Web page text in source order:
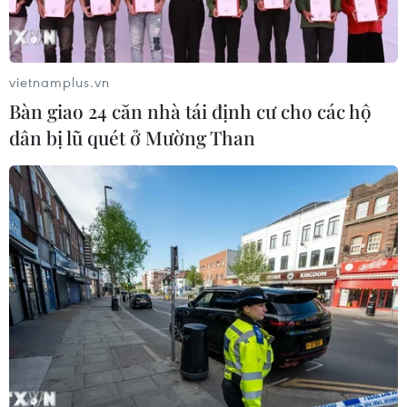
Jordan phản đối việc
hàng nghìn người Do
Thái lên Núi Đền cầu
nguyện
Jordan ngày 23/7 đã lên
án việc Bộ trưởng An ninh
Quốc gia Israel Itamar Ben
Mỹ - Iran leo thang
chiến sự, nhiều quốc gia
Trung Đông kích hoạt
còi báo động
Iran tuyên bố mở rộng tấn
công các mục tiêu quân
sự Mỹ tại Bahrain, Jordan
vietnamplus.vn
Bàn giao 24 căn nhà tái định cư cho các hộ
dân bị lũ quét ở Mường Than